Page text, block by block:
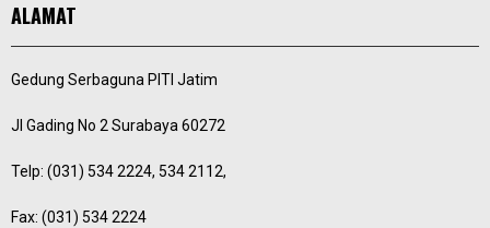
ALAMAT
Gedung Serbaguna PITI Jatim
Jl Gading No 2 Surabaya 60272
Telp: (031) 534 2224, 534 2112,
Fax: (031) 534 2224